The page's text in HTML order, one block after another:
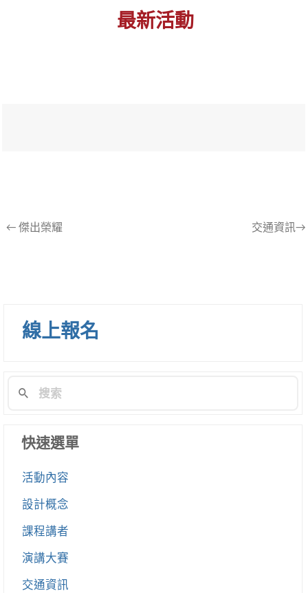
最新活動
文
← 傑出榮耀 交通資訊→
線上報名
快速選單
活動內容
設計概念
課程講者
演講大賽
交通資訊